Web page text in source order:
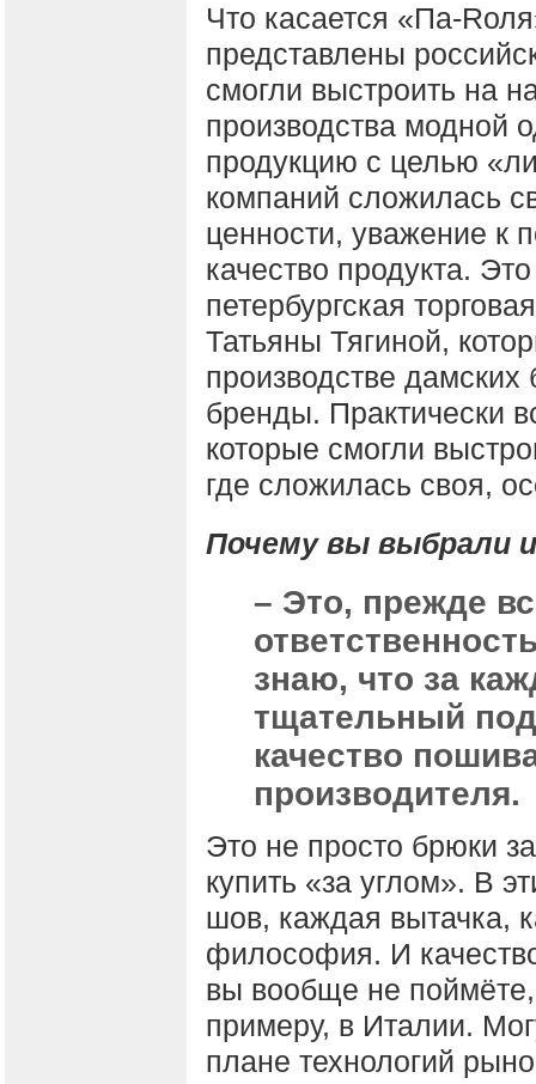
Что касается «Па-
представлены
смогли выстроить на
производства модной
продукцию с целью
компаний сложилась
ценности, уважение к
качество продукта.
петербургская
Татьяны Тягиной,
производстве
бренды. Практически
которые смогли
где сложилась своя,
Почему вы выбрали
– Это, прежде
знаю, что за
тщательный
качество
производителя.
Это не просто брюки
купить «за углом». В
шов, каждая вытачка,
философия. И
вы вообще не
примеру, в Италии.
плане технологий